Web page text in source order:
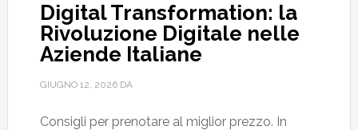
Digital Transformation: la
Rivoluzione Digitale nelle
Aziende Italiane
GIUGNO 12, 2026DA
Consigli per prenotare al miglior prezzo. In